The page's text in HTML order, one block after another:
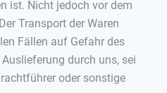
ist. Nicht jedoch vor dem
Transport der Waren
Fällen auf Gefahr des
durch uns, sei
oder sonstige